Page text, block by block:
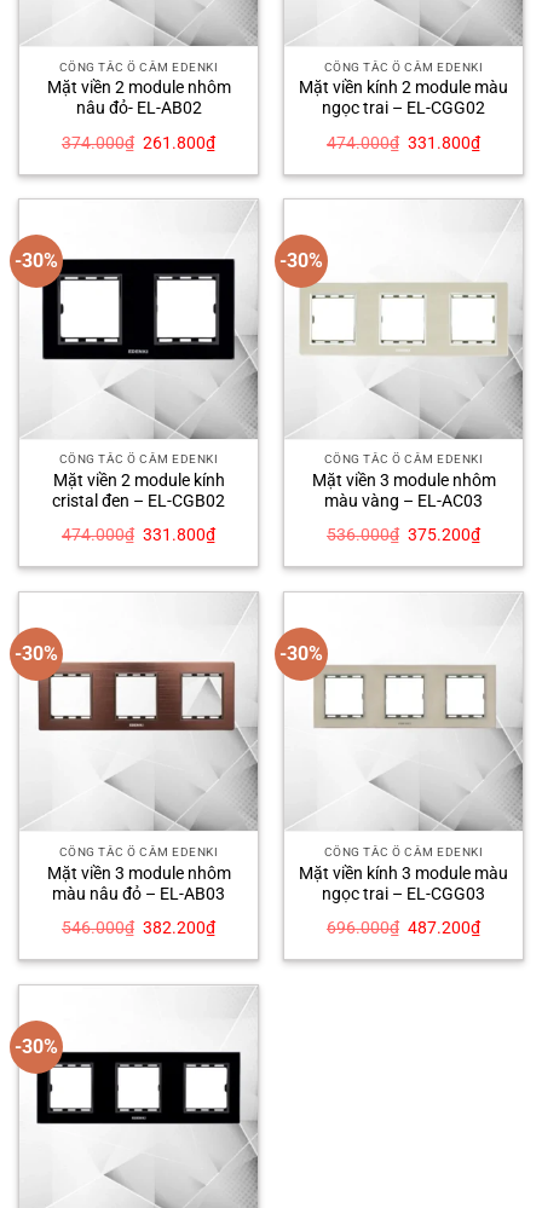
CÔNG TẮC Ổ CẮM EDENKI
Mặt viền 2 module nhôm
nâu đỏ- EL-AB02
374.000₫ Giá
là:
261.800₫Giá
hiện
tại
261.800₫.
CÔNG TẮC Ổ CẮM EDENKI
Mặt viền kính 2 module màu
ngọc trai – EL-CGG02
474.000₫ Giá
là:
331.800₫Giá
hiện
tại
-30%
CÔNG TẮC Ổ CẮM EDENKI
Mặt viền 2 module kính
cristal đen – EL-CGB02
474.000₫ Giá
là:
331.800₫Giá
hiện
tại
331.800₫.
-30%
CÔNG TẮC Ổ CẮM EDENKI
Mặt viền 3 module nhôm
màu vàng – EL-AC03
536.000₫ Giá
là:
375.200₫Giá
hiện
tại
-30%
CÔNG TẮC Ổ CẮM EDENKI
Mặt viền 3 module nhôm
màu nâu đỏ – EL-AB03
546.000₫ Giá
là:
382.200₫Giá
hiện
tại
382.200₫.
-30%
CÔNG TẮC Ổ CẮM EDENKI
Mặt viền kính 3 module màu
ngọc trai – EL-CGG03
696.000₫ Giá
là:
487.200₫Giá
hiện
tại
-30%